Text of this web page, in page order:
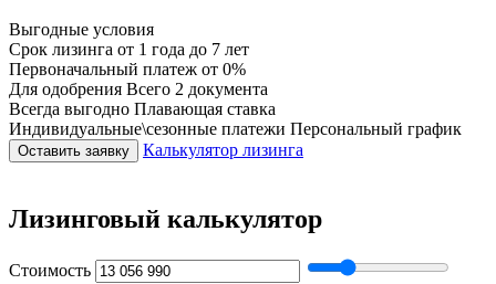
Выгодные условия
Срок лизинга от 1 года до 7 лет
Первоначальный платеж от 0%
Для одобрения Всего 2 документа
Всегда выгодно Плавающая ставка
Индивидуальные\сезонные платежи Персональный график
Оставить заявку Калькулятор лизинга
Лизинговый калькулятор
Стоимость